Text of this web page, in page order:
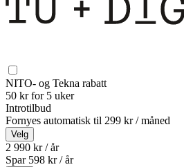
NITO- og Tekna rabatt
50 kr for 5 uker
Introtilbud
Fornyes automatisk til 299 kr / måned
Velg
2 990 kr / år
Spar 598 kr /år